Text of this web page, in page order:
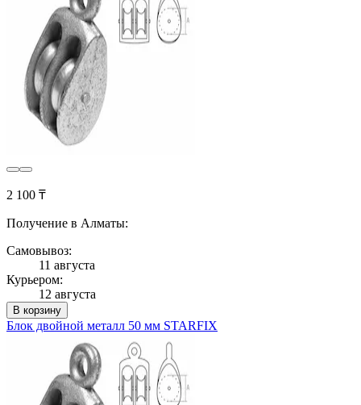
2 100 ₸
Получение в Алматы:
Самовывоз:
11 августа
Курьером:
12 августа
В корзину
Блок двойной металл 50 мм STARFIX